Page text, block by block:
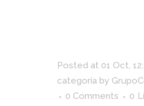
Posted at 01 Oct,
categoría by
0 Comments
0